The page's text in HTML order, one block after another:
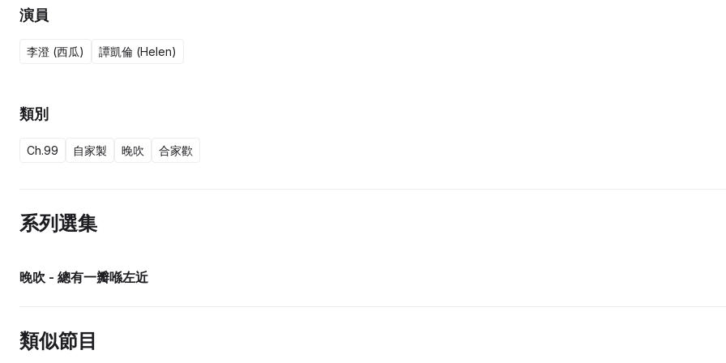
演員
李澄 (西瓜) 譚凱倫 (Helen)
類別
Ch.99 自家製 晚吹 合家歡
系列選集
晚吹 - 總有一瓣喺左近
類似節目